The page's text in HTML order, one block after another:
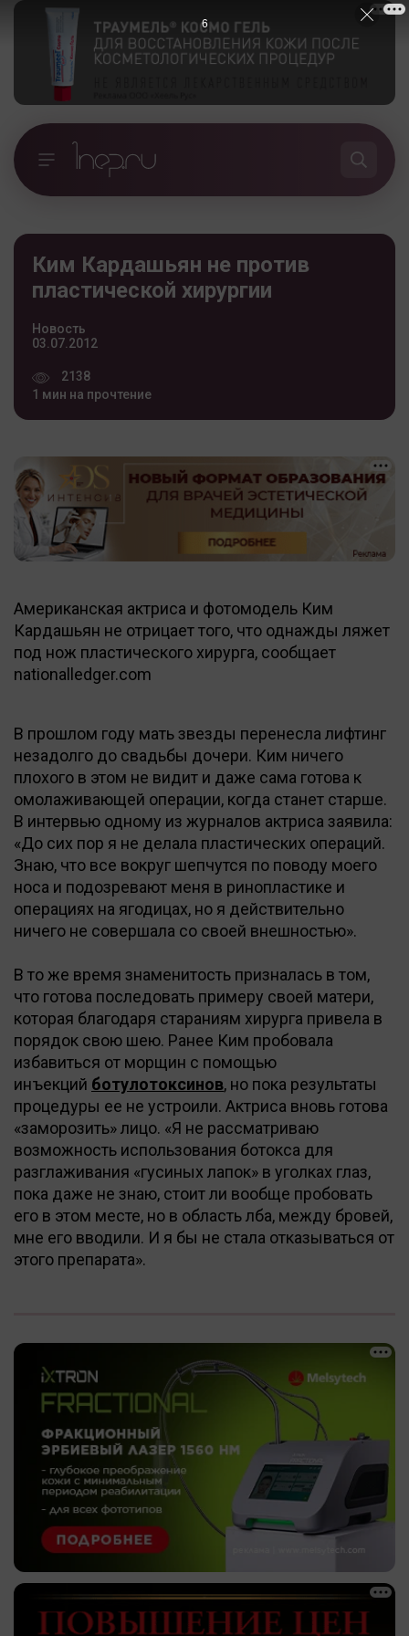
Ким Кардашьян не против
пластической хирургии
Новость
03.07.2012
2138
1 мин на прочтение
Американская актриса и фотомодель Ким
Кардашьян не отрицает того, что однажды ляжет
под нож пластического хирурга, сообщает
nationalledger.com
В прошлом году мать звезды перенесла лифтинг
незадолго до свадьбы дочери. Ким ничего
плохого в этом не видит и даже сама готова к
омолаживающей операции, когда станет старше.
В интервью одному из журналов актриса заявила:
«До сих пор я не делала пластических операций.
Знаю, что все вокруг шепчутся по поводу моего
носа и подозревают меня в ринопластике и
операциях на ягодицах, но я действительно
ничего не совершала со своей внешностью».
В то же время знаменитость призналась в том,
что готова последовать примеру своей матери,
которая благодаря стараниям хирурга привела в
порядок свою шею. Ранее Ким пробовала
избавиться от морщин с помощью
инъекций ботулотоксинов, но пока результаты
процедуры ее не устроили. Актриса вновь готова
«заморозить» лицо. «Я не рассматриваю
возможность использования ботокса для
разглаживания «гусиных лапок» в уголках глаз,
пока даже не знаю, стоит ли вообще пробовать
его в этом месте, но в область лба, между бровей,
мне его вводили. И я бы не стала отказываться от
этого препарата».
5